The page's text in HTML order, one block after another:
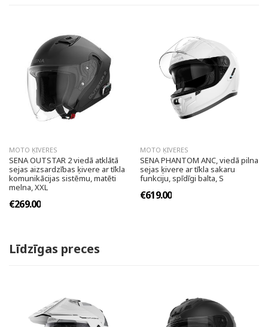
MOTO ĶIVERES
SENA OUTSTAR 2 viedā atklātā
sejas aizsardzības ķivere ar tīkla
komunikācijas sistēmu, matēti
melna, XXL
€269.00
MOTO ĶIVERES
SENA PHANTOM ANC, viedā pilna
sejas ķivere ar tīkla sakaru
funkciju, spīdīgi balta, S
€619.00
Līdzīgas preces